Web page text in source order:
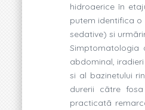
hidroaerice în
putem identifica o
sedative) si
Simptomatologia
abdominal,
si al bazinetului
durerii cãtre
practicatã